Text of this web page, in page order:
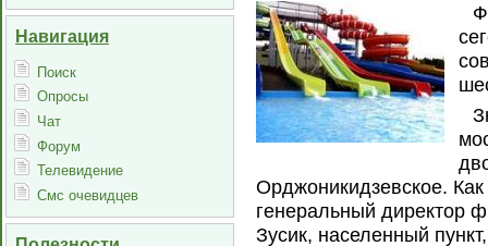
Навигация
Поиск
Опросы
Чат
Форум
Телевидение
Смс очевидцев
Орджоникидзевское.
генеральный директор
Зусик, населенный